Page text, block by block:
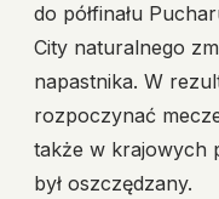
do półfinału
City naturalnego
napastnika. W
rozpoczynać
także w krajowych
był oszczędzany.